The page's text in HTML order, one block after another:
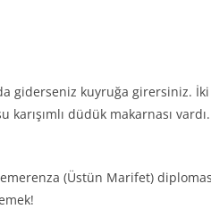
giderseniz kuyruğa girersiniz.
düdük makarnası
(Üstün Marifet)